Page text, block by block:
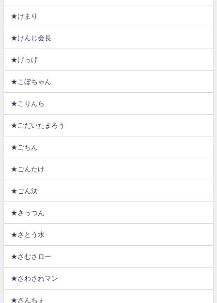
★けまり
★けんじ会長
★げっげ
★こぼちゃん
★こりんら
★ごだいたまろう
★ごちん
★ごんたけ
★ごん汰
★さっつん
★さとう水
★さむさロー
★さわさわマン
★さんちぇ